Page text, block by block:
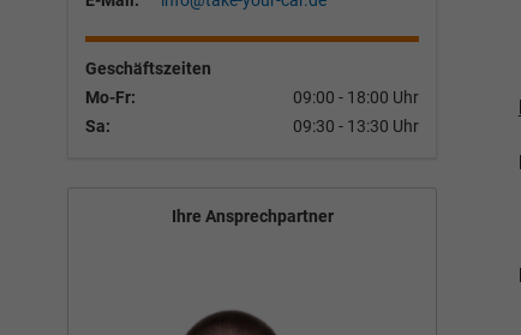
Geschäftszeiten
Mo-Fr:
09:00 - 18:00 Uhr
Sa:
09:30 - 13:30 Uhr
Ihre Ansprechpartner